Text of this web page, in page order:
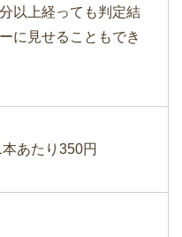
以上経っても判定結
に見せることもでき
あたり350円